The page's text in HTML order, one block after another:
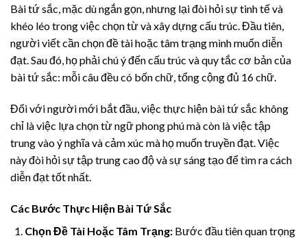
Bài tứ sắc, mặc dù ngắn gọn, nhưng lại đòi hỏi sự tinh tế và
khéo léo trong việc chọn từ và xây dựng cấu trúc. Đầu tiên,
người viết cần chọn đề tài hoặc tâm trạng mình muốn diễn
đạt. Sau đó, họ phải chú ý đến cấu trúc và quy tắc cơ bản của
bài tứ sắc: mỗi câu đều có bốn chữ, tổng cộng đủ 16 chữ.
Đối với người mới bắt đầu, việc thực hiện bài tứ sắc không
chỉ là việc lựa chọn từ ngữ phong phú mà còn là việc tập
trung vào ý nghĩa và cảm xúc mà họ muốn truyền đạt. Việc
này đòi hỏi sự tập trung cao độ và sự sáng tạo để tìm ra cách
diễn đạt tốt nhất.
Các Bước Thực Hiện Bài Tứ Sắc
Chọn Đề Tài Hoặc Tâm Trạng:Bước đầu tiên quan trọng